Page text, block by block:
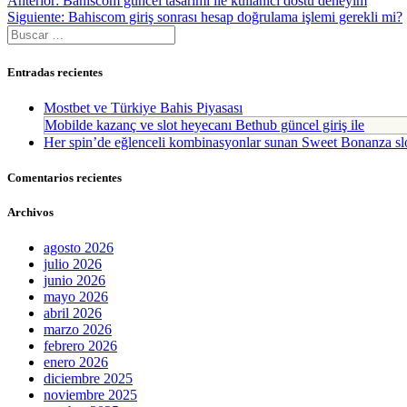
de
anterior:
Siguiente: Siguiente
Bahiscom giriş sonrası hesap doğrulama işlemi gerekli mi?
Buscar:
Entradas recientes
Mostbet ve Türkiye Bahis Piyasası
Mobilde kazanç ve slot heyecanı Bethub güncel giriş ile
Her spin’de eğlenceli kombinasyonlar sunan Sweet Bonanza
Comentarios recientes
Archivos
agosto 2026
julio 2026
junio 2026
mayo 2026
abril 2026
marzo 2026
febrero 2026
enero 2026
diciembre 2025
noviembre 2025